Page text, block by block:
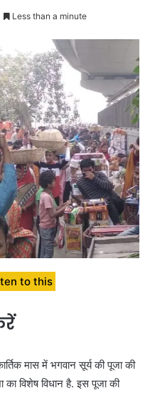
Less than a minute
to this
मास में भगवान सूर्य की पूजा की
का विशेष विधान है. इस पूजा की